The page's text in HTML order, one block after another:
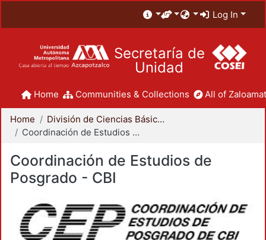
Log In
Secretaría de
Unidad
Home Communities & Collections All of
Home
División de Ciencias Básicas e Ingeniería
Coordinación de Estudios de Posgrado - CBI
Coordinación de Estudios de
Posgrado - CBI